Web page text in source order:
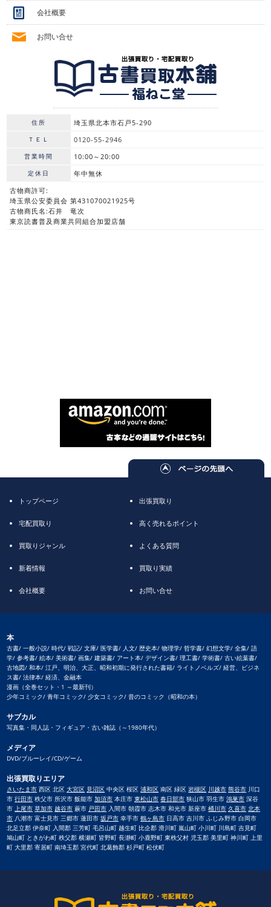
会社概要
お問い合せ
住所 埼玉県北本市石戸5-290
ＴＥＬ 0120-55-2946
営業時間 10:00～20:00
定休日
年中無休
古物商許可:
埼玉県公安委員会 第431070021925号
古物商氏名:石井 竜次
東京読書普及商業共同組合加盟店舗
トップページ 出張買取り
宅配買取り 高く売れるポイント
買取りジャンル よくある質問
新着情報 買取り実績
会社概要 お問い合せ
本
古書/ 一般小説/ 時代/ 戦記/ 文庫/ 医学書/ 人文/ 歴史本/ 物理学/ 哲学書/ 幻想文学/ 全集/ 語
学/ 参考書/ 絵本/ 美術書/ 画集/ 建築書/ アート本/ デザイン書/ 理工書/ 学術書/ 古い絵葉書/
古地図/ 和本/ 江戸、明治、大正、昭和初期に発行された書籍/ ライトノベルズ/ 経営、ビジネ
ス書/ 法律本/ 経済、金融本
漫画（全巻セット・1 ～最新刊）
少年コミック/ 青年コミック/ 少女コミック/ 昔のコミック（昭和の本）
サブカル
写真集・同人誌・フィギュア・古い雑誌（～1980年代）
メディア
DVD/ブルーレイ/CD/ゲーム
出張買取りエリア
さいたま市 西区 北区大宮区 見沼区 中央区 桜区浦和区 南区 緑区岩槻区 川越市 熊谷市 川口
市行田市 秩父市 所沢市 飯能市加須市 本庄市東松山市 春日部市 狭山市 羽生市鴻巣市 深谷
市 上尾市 草加市 越谷市 蕨市 戸田市 入間市 朝霞市 志木市 和光市 新座市桶川市 久喜市 北本
市 八潮市 富士見市 三郷市 蓮田市坂戸市 幸手市鶴ヶ島市 日高市 吉川市 ふじみ野市 白岡市
北足立郡 伊奈町 入間郡 三芳町 毛呂山町 越生町 比企郡 滑川町 嵐山町 小川町 川島町 吉見町
鳩山町 ときがわ町 秩父郡 横瀬町 皆野町 長瀞町 小鹿野町 東秩父村 児玉郡 美里町 神川町 上里
町 大里郡 寄居町 南埼玉郡 宮代町 北葛飾郡 杉戸町 松伏町